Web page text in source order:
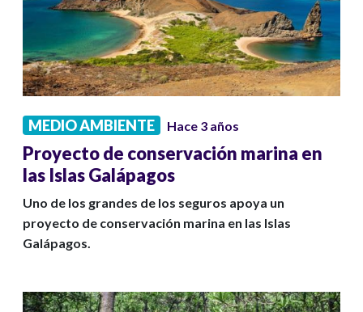
MEDIO AMBIENTE Hace 3 años
Proyecto de conservación marina en
las Islas Galápagos
Uno de los grandes de los seguros apoya un
proyecto de conservación marina en las Islas
Galápagos.